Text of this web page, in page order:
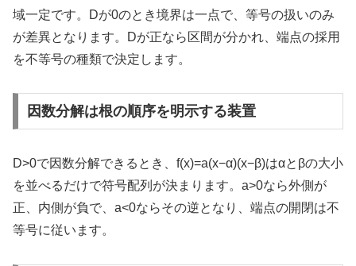
域一定です。Dが0のとき境界は一点で、等号の扱いのみ
が差異となります。Dが正なら区間が分かれ、端点の採用
を不等号の種類で決定します。
因数分解は根の順序を明示する装置
D>0で因数分解できるとき、f(x)=a(x−α)(x−β)はαとβの大小
を並べるだけで符号配列が決まります。a>0なら外側が
正、内側が負で、a<0ならその逆となり、端点の開閉は不
等号に従います。